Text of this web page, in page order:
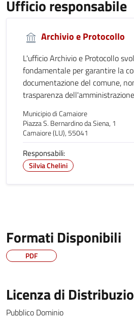
Ufficio responsabile
Archivio e Protocollo
L'ufficio Archivio e Protocollo
fondamentale per garantire la
documentazione del comune,
trasparenza
Municipio di Camaiore
Piazza S. Bernardino da Siena, 1
Camaiore (LU), 55041
Responsabili:
Silvia Chelini
Formati Disponibili
PDF
Licenza di
Pubblico Dominio